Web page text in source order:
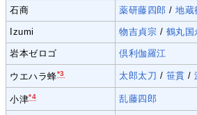
石商 薬研藤四郎 /地蔵
Izumi 物吉貞宗 / 鶴丸国
岩本ゼロゴ 倶利伽羅江
ウエハラ蜂*3 太郎太刀 / 笹貫 /
小津*4 乱藤四郎